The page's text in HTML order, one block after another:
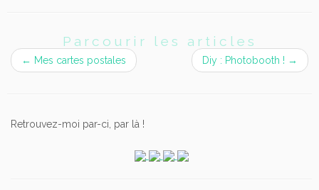
Parcourir les articles
← Mes cartes postales Diy : Photobooth ! →
Retrouvez-moi par-ci, par là !